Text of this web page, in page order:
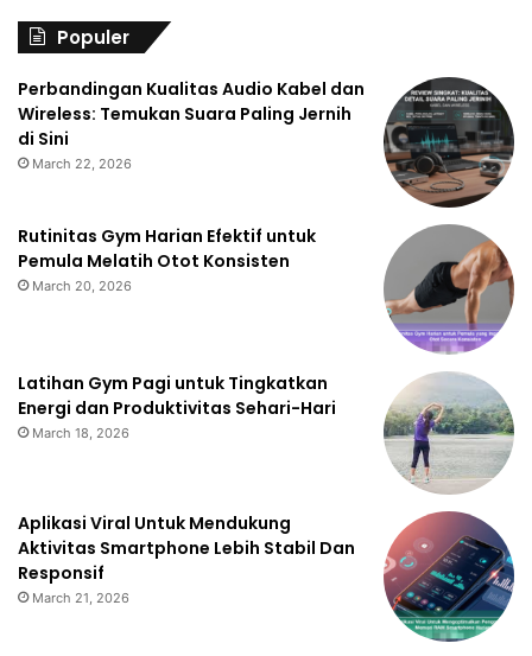
Populer
Perbandingan Kualitas Audio Kabel dan
Wireless: Temukan Suara Paling Jernih
di Sini
March 22, 2026
Rutinitas Gym Harian Efektif untuk
Pemula Melatih Otot Konsisten
March 20, 2026
Latihan Gym Pagi untuk Tingkatkan
Energi dan Produktivitas Sehari-Hari
March 18, 2026
Aplikasi Viral Untuk Mendukung
Aktivitas Smartphone Lebih Stabil Dan
Responsif
March 21, 2026